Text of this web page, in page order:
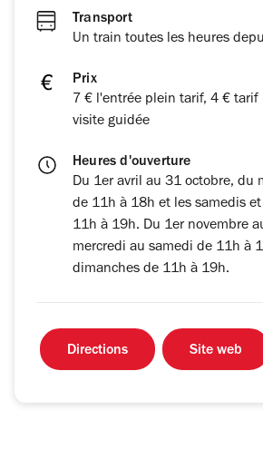
Transport
Un train toutes les heures
Prix
7 € l'entrée plein tarif, 4 €
visite guidée
Heures d'ouverture
Du 1er avril au 31 octobre, du
de 11h à 18h et les samedis
11h à 19h. Du 1er novembre
mercredi au samedi de 11h à
dimanches de 11h à 19h.
Directions Site web